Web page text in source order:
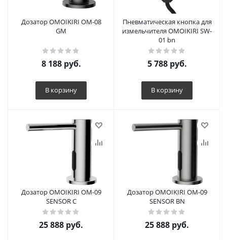
Дозатор OMOIKIRI OM-08
GM
8 188руб.
В корзину
Пневматическая кнопка для
измельчителя OMOIKIRI SW-
01 bn
5 788руб.
В корзину
Дозатор OMOIKIRI OM-09
SENSOR C
25 888 руб.
Дозатор OMOIKIRI OM-09
SENSOR BN
25 888 руб.